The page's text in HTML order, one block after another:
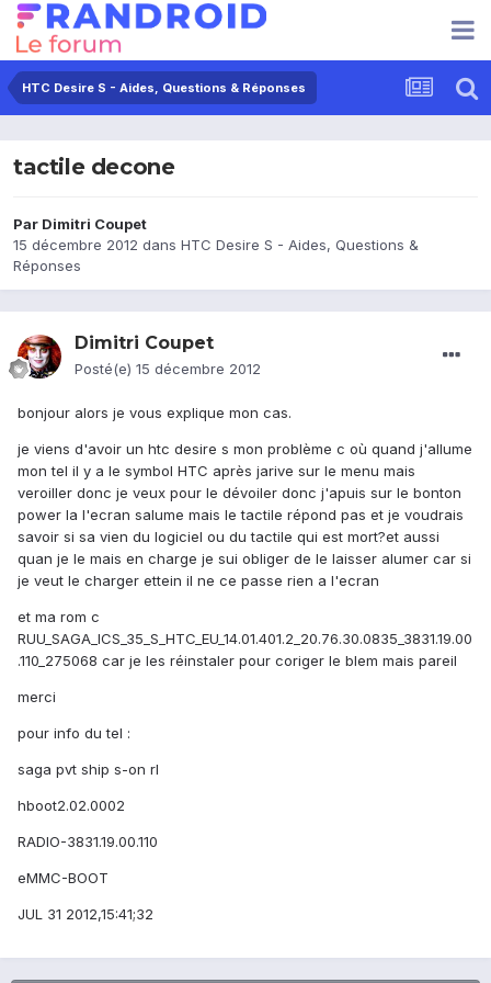
HTC Desire S - Aides, Questions & Réponses
tactile decone
Par Dimitri Coupet
15 décembre 2012 dans HTC Desire S - Aides, Questions &
Réponses
Dimitri Coupet
Posté(e) 15 décembre 2012
bonjour alors je vous explique mon cas.
je viens d'avoir un htc desire s mon problème c où quand j'allume
mon tel il y a le symbol HTC après jarive sur le menu mais
veroiller donc je veux pour le dévoiler donc j'apuis sur le bonton
power la l'ecran salume mais le tactile répond pas et je voudrais
savoir si sa vien du logiciel ou du tactile qui est mort?et aussi
quan je le mais en charge je sui obliger de le laisser alumer car si
je veut le charger ettein il ne ce passe rien a l'ecran
et ma rom c
RUU_SAGA_ICS_35_S_HTC_EU_14.01.401.2_20.76.30.0835_3831.19.00
.110_275068 car je les réinstaler pour coriger le blem mais pareil
merci
pour info du tel :
saga pvt ship s-on rl
hboot2.02.0002
RADIO-3831.19.00.110
eMMC-BOOT
JUL 31 2012,15:41;32